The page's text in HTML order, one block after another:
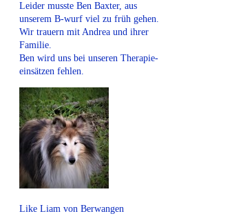
Leider musste Ben Baxter, aus
unserem B-wurf viel zu früh gehen.
Wir trauern mit Andrea und ihrer
Familie.
Ben wird uns bei unseren Therapie-
einsätzen fehlen.
Like Liam von Berwangen